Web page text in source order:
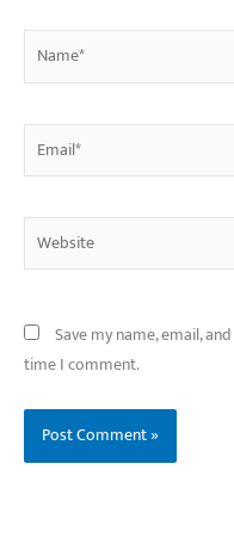
Website
Save my name, email,
time I comment.